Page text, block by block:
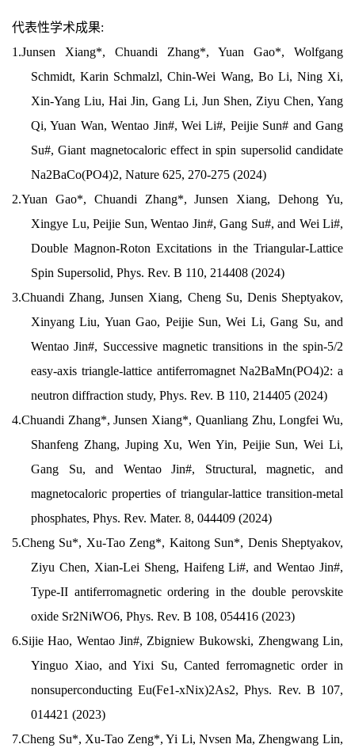
代表性学术成果:
1.Junsen Xiang*, Chuandi Zhang*, Yuan Gao*, Wolfgang
Schmidt, Karin Schmalzl, Chin-Wei Wang, Bo Li, Ning Xi,
Xin-Yang Liu, Hai Jin, Gang Li, Jun Shen, Ziyu Chen, Yang
Qi, Yuan Wan, Wentao Jin#, Wei Li#, Peijie Sun# and Gang
Su#, Giant magnetocaloric effect in spin supersolid candidate
Na2BaCo(PO4)2, Nature 625, 270-275 (2024)
2.Yuan Gao*, Chuandi Zhang*, Junsen Xiang, Dehong Yu,
Xingye Lu, Peijie Sun, Wentao Jin#, Gang Su#, and Wei Li#,
Double Magnon-Roton Excitations in the Triangular-Lattice
Spin Supersolid, Phys. Rev. B 110, 214408 (2024)
3.Chuandi Zhang, Junsen Xiang, Cheng Su, Denis Sheptyakov,
Xinyang Liu, Yuan Gao, Peijie Sun, Wei Li, Gang Su, and
Wentao Jin#, Successive magnetic transitions in the spin-5/2
easy-axis triangle-lattice antiferromagnet Na2BaMn(PO4)2: a
neutron diffraction study, Phys. Rev. B 110, 214405 (2024)
4.Chuandi Zhang*, Junsen Xiang*, Quanliang Zhu, Longfei Wu,
Shanfeng Zhang, Juping Xu, Wen Yin, Peijie Sun, Wei Li,
Gang Su, and Wentao Jin#, Structural, magnetic, and
magnetocaloric properties of triangular-lattice transition-metal
phosphates, Phys. Rev. Mater. 8, 044409 (2024)
5.Cheng Su*, Xu-Tao Zeng*, Kaitong Sun*, Denis Sheptyakov,
Ziyu Chen, Xian-Lei Sheng, Haifeng Li#, and Wentao Jin#,
Type-II antiferromagnetic ordering in the double perovskite
oxide Sr2NiWO6, Phys. Rev. B 108, 054416 (2023)
6.Sijie Hao, Wentao Jin#, Zbigniew Bukowski, Zhengwang Lin,
Yinguo Xiao, and Yixi Su, Canted ferromagnetic order in
nonsuperconducting Eu(Fe1-xNix)2As2, Phys. Rev. B 107,
014421 (2023)
7.Cheng Su*, Xu-Tao Zeng*, Yi Li, Nvsen Ma, Zhengwang Lin,